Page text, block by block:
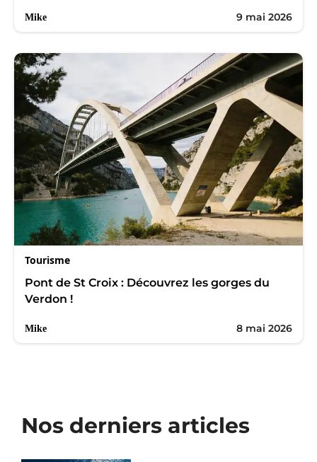
Mike 9 mai 2026
Tourisme
Pont de St Croix : Découvrez les gorges du
Verdon !
Mike 8 mai 2026
Nos derniers articles